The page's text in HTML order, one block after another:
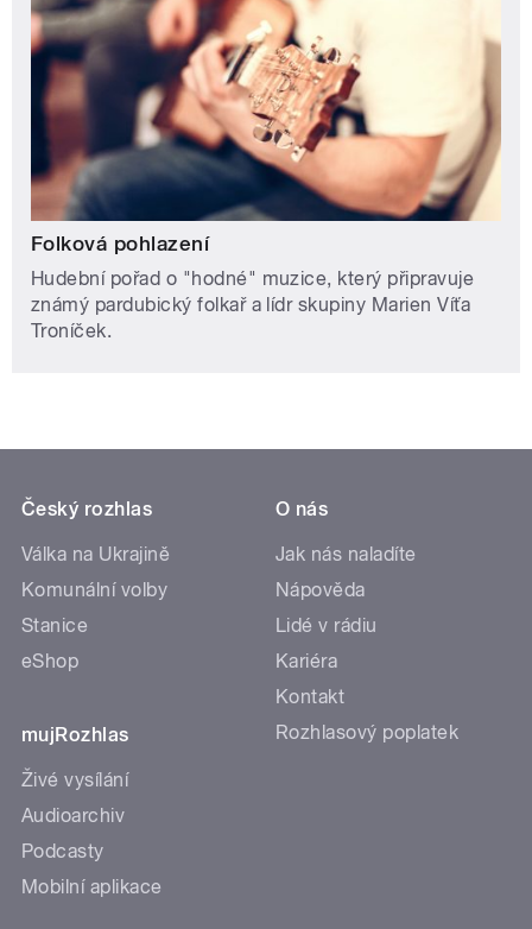
Folková pohlazení
Hudební pořad o "hodné" muzice, který připravuje
známý pardubický folkař a lídr skupiny Marien Víťa
Troníček.
Český rozhlas
Válka na Ukrajině
Komunální volby
Stanice
eShop
mujRozhlas
Živé vysílání
Audioarchiv
Podcasty
Mobilní aplikace
O nás
Jak nás naladíte
Nápověda
Lidé v rádiu
Kariéra
Kontakt
Rozhlasový poplatek